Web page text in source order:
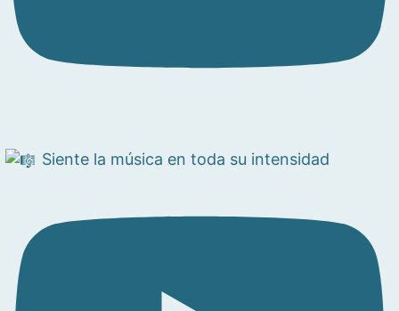
Siente la música en toda su intensidad